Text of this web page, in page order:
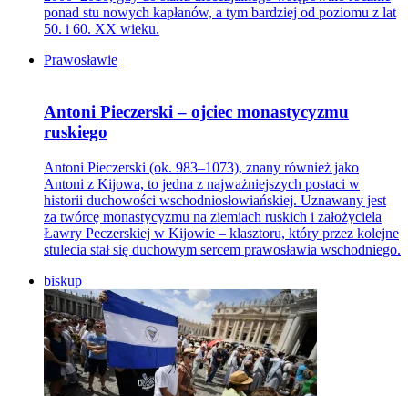
ponad stu nowych kapłanów, a tym bardziej od poziomu z lat
50. i 60. XX wieku.
Prawosławie
Antoni Pieczerski – ojciec monastycyzmu
ruskiego
Antoni Pieczerski (ok. 983–1073), znany również jako
Antoni z Kijowa, to jedna z najważniejszych postaci w
historii duchowości wschodniosłowiańskiej. Uznawany jest
za twórcę monastycyzmu na ziemiach ruskich i założyciela
Ławry Peczerskiej w Kijowie – klasztoru, który przez kolejne
stulecia stał się duchowym sercem prawosławia wschodniego.
biskup